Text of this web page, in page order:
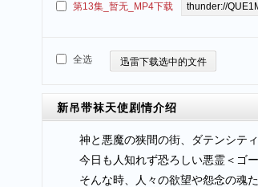
第13集_暂无_MP4下载
全选 迅雷下载选中的文件
新吊带袜天使剧情介绍
神と悪魔の狭間の街、ダテンシティ
今日も人知れず恐ろしい悪霊＜ゴー
そんな時、人々の欲望や怨念の魂た